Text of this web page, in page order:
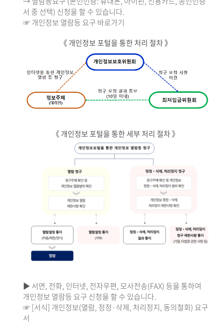
서 중 선택) 신청을 할 수 있습니다.
☞ 개인정보 열람등 요구 바로가기
《 개인정보 포털을 통한 처리 절차 》
《 개인정보 포털을 통한 세부 처리 절차 》
▶ 서면, 전화, 인터넷, 전자우편, 모사전송(FAX) 등을 통하여
개인정보 열람등 요구 신청을 할 수 있습니다.
☞ [서식] 개인정보(열람, 정정·삭제, 처리정지, 동의철회) 요구
서